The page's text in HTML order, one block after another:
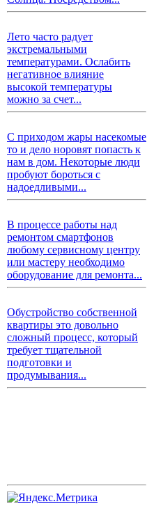
Лето часто радует
экстремальными
температурами. Ослабить
негативное влияние
высокой температуры
можно за счет...
С приходом жары насекомые
то и дело норовят попасть к
нам в дом. Некоторые люди
пробуют бороться с
надоедливыми...
В процессе работы над
ремонтом смартфонов
любому сервисному центру
или мастеру необходимо
оборудование для ремонта...
Обустройство собственной
квартиры это довольно
сложный процесс, который
требует тщательной
подготовки и
продумывания...